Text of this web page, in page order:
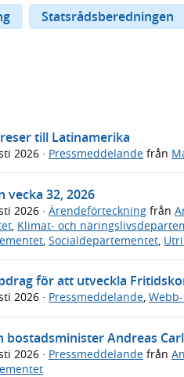
Statsrådsberedningen
till Latinamerika
2026 · Pressmeddelande från
vecka 32, 2026
2026 · Ärendeförteckning från
Klimat- och
Socialdepartementet
för att utveckla
2026 · Pressmeddelande,
Andreas
2026 · Pressmeddelande från